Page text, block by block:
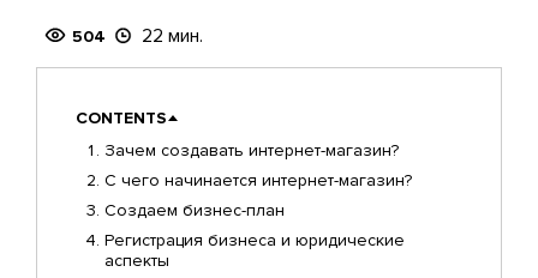
504 22 мин.
CONTENTS
Зачем создавать интернет-магазин?
С чего начинается интернет-магазин?
Создаем бизнес-план
Регистрация бизнеса и юридические
аспекты